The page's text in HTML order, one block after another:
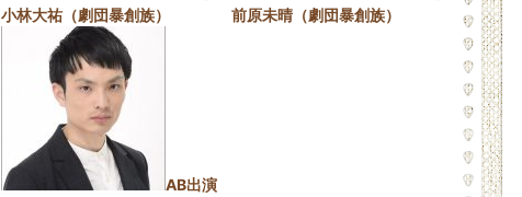
小林大祐（劇団暴創族） 前原未晴（劇団暴創族）
AB出演